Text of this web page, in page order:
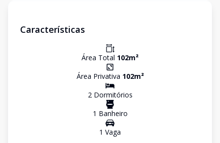
Características
Área Total 102m²
Área Privativa 102m²
2Dormitórios
1 Banheiro
1 Vaga